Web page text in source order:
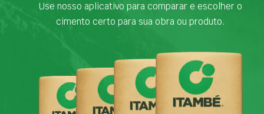
Use nosso aplicativo para comparar e escolher o
cimento certo para sua obra ou produto.